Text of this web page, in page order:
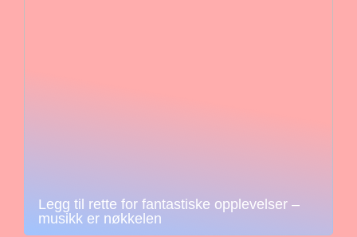
Legg til rette for fantastiske opplevelser –
musikk er nøkkelen